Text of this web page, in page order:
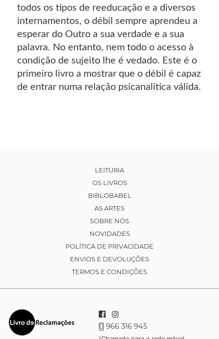
todos os tipos de reeducação e a diversos
internamentos, o débil sempre aprendeu a
esperar do Outro a sua verdade e a sua
palavra. No entanto, nem todo o acesso à
condição de sujeito lhe é vedado. Este é o
primeiro livro a mostrar que o débil é capaz
de entrar numa relação psicanalítica válida.
LEITURIA
OS LIVROS
BIBLOBABEL
AS ARTES
SOBRE NÓS
NOVIDADES
POLÍTICA DE PRIVACIDADE
ENVIOS E DEVOLUÇÕES
TERMOS E CONDIÇÕES
966 316 945